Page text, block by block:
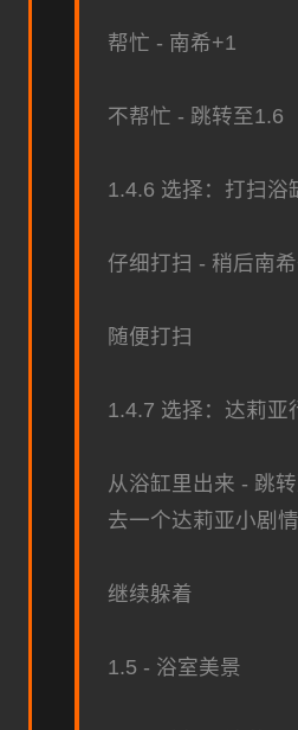
帮忙 - 南希+1
不帮忙 - 跳转至1.6
1.4.6 选择：打扫浴
仔细打扫 - 稍后南
随便打扫
1.4.7 选择：达莉亚
从浴缸里出来 - 跳
去一个达莉亚小剧情
继续躲着
1.5 - 浴室美景